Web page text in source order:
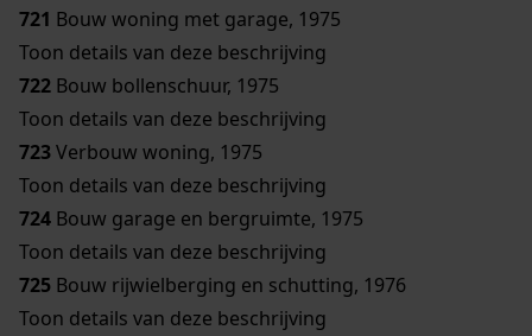
721 Bouw woning met garage, 1975
Toon details van deze beschrijving
722 Bouw bollenschuur, 1975
Toon details van deze beschrijving
723Verbouw woning, 1975
Toon details van deze beschrijving
724 Bouw garage en bergruimte, 1975
Toon details van deze beschrijving
725 Bouw rijwielberging en schutting, 1976
Toon details van deze beschrijving